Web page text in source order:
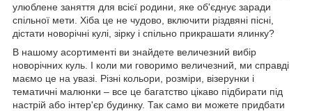
улюблене заняття для всієї родини, яке об'єднує заради
спільної мети. Хіба це не чудово, включити різдвяні пісні,
дістати новорічні кулі, зірку і спільно прикрашати ялинку?
В нашому асортименті ви знайдете величезний вибір
новорічних куль. І коли ми говоримо величезний, ми справді
маємо це на увазі. Різні кольори, розміри, візерунки і
тематичні малюнки – все це багатство цікаво підбирати під
настрій або інтер'єр будинку. Так само ви можете придбати